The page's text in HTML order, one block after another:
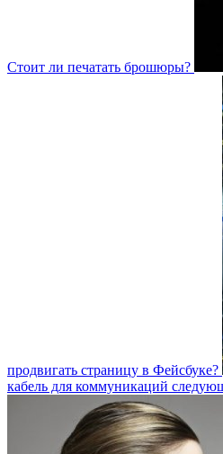
Стоит ли печатать брошюры?
продвигать страницу в Фейсбуке?
кабель для коммуникаций